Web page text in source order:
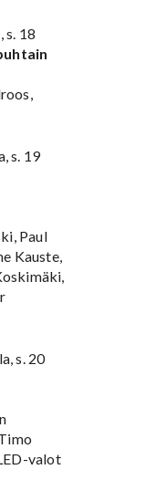
s. 18
s. 19
Paul
Kauste,
s. 20
valot